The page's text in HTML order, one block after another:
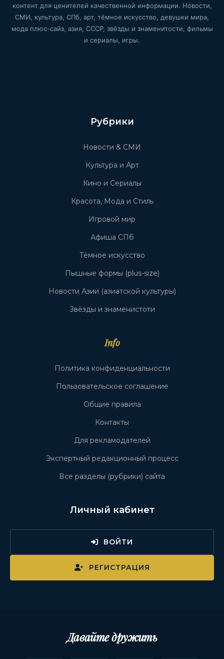
контент для ценителей качественной информации. Новости,
СМИ, культура, СПб, арт, тёмное искусство, девушки мира,
мода плюс-сайз, азия, СССР, звёзды и знаменитости, фильмы
и сериалы, игры.
Рубрики
Новости & СМИ
Культура и Арт
Кино и Сериалы
Красота, Мода и Стиль
Игровой мир
Афиша СПб
Тёмное искусство
Пышные формы (plus-size)
Новости Азии (азиатской культуры)
Звёзды и знаменистоти
Info
Политика конфиденциальности
Пользовательское соглашение
Общие правила
Контакты
Для рекламодателей
Экспертный редакционный процесс
Все разделы (рубрики) сайта
Личный кабинет
ВОЙТИ
РЕГИСТРАЦИЯ
Давайте дружить